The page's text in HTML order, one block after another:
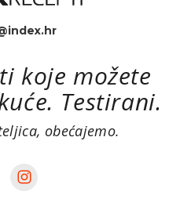
koje možete
Testirani.
obećajemo.